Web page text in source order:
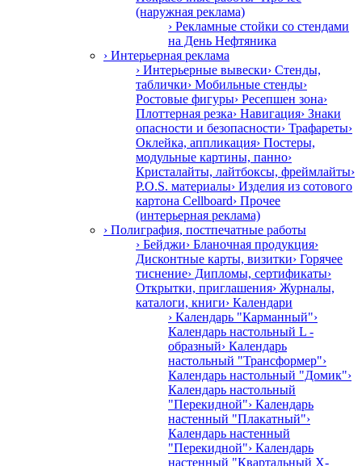
(наружная реклама)
› Рекламные стойки со стендами
на День Нефтяника
› Интерьерная реклама
› Интерьерные вывески› Стенды,
таблички› Мобильные стенды›
Ростовые фигуры› Ресепшен зона›
Плоттерная резка› Навигация› Знаки
опасности и безопасности› Трафареты›
Оклейка, аппликация› Постеры,
модульные картины, панно›
Кристалайты, лайтбоксы, фреймлайты›
P.O.S. материалы› Изделия из сотового
картона Cellboard› Прочее
(интерьерная реклама)
› Полиграфия, постпечатные работы
› Бейджи› Бланочная продукция›
Дисконтные карты, визитки› Горячее
тиснение› Дипломы, сертификаты›
Открытки, приглашения› Журналы,
каталоги, книги› Календари
› Календарь "Карманный"›
Календарь настольный L -
образный› Календарь
настольный "Трансформер"›
Календарь настольный "Домик"›
Календарь настольный
"Перекидной"› Календарь
настенный "Плакатный"›
Календарь настенный
"Перекидной"› Календарь
настенный "Квартальный Х-